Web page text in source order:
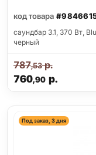
код товара
саундбар 3.1, 370 Вт,
черный
760,90р.
787,53р.
Под заказ, 3 дня